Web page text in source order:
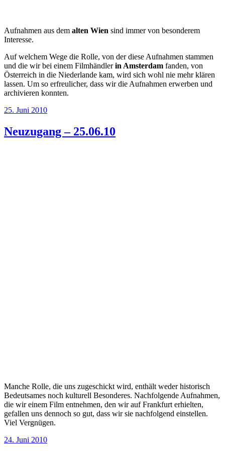
Aufnahmen aus dem alten Wien sind immer von besonderem
Interesse.
Auf welchem Wege die Rolle, von der diese Aufnahmen stammen
und die wir bei einem Filmhändlerin Amsterdam fanden, von
Österreich in die Niederlande kam, wird sich wohl nie mehr klären
lassen. Um so erfreulicher, dass wir die Aufnahmen erwerben und
archivieren konnten.
Veröffentlicht
25. Juni 2010
Neuzugang – 25.06.10
Manche Rolle, die uns zugeschickt wird, enthält weder historisch
Bedeutsames noch kulturell Besonderes. Nachfolgende Aufnahmen,
die wir einem Film entnehmen, den wir auf Frankfurt erhielten,
gefallen uns dennoch so gut, dass wir sie nachfolgend einstellen.
Viel Vergnügen.
Veröffentlicht
24. Juni 2010